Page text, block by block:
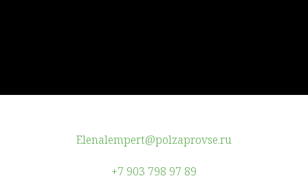
Elenalempert@polzaprovse.ru
+7 903 798 97 89